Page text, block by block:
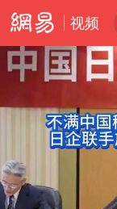
视频